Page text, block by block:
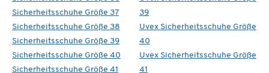
Sicherheitsschuhe Größe 37
Sicherheitsschuhe Größe 38
Sicherheitsschuhe Größe 39
Sicherheitsschuhe Größe 40
Sicherheitsschuhe Größe 41
39
Uvex Sicherheitsschuhe Größe
40
Uvex Sicherheitsschuhe Größe
41